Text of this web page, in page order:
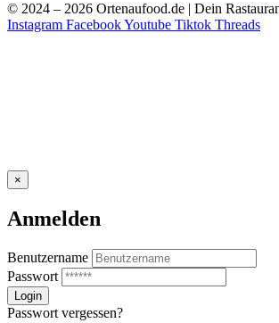
© 2024 – 2026 Ortenaufood.de | Dein
Instagram FacebookYoutube Tiktok Threads
×
Anmelden
Benutzername
Passwort
Passwort vergessen?